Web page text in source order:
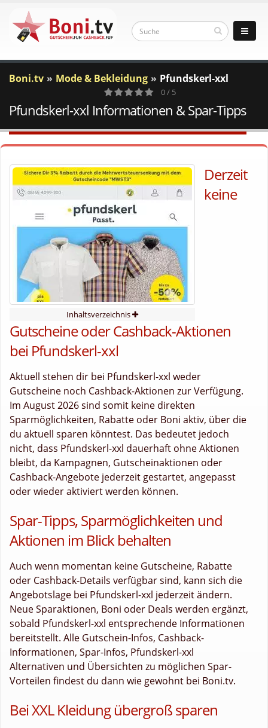
Boni.tv Mode & Bekleidung Pfundskerl-xxl
0
Votes
0 / 5
Pfundskerl-xxl Informationen & Spar-Tipps
Inhaltsverzeichnis
Derzeit
keine
Gutscheine oder Cashback-Aktionen
bei Pfundskerl-xxl
Aktuell stehen dir bei Pfundskerl-xxl weder
Gutscheine noch Cashback-Aktionen zur Verfügung.
Im August 2026 sind somit keine direkten
Sparmöglichkeiten, Rabatte oder Boni aktiv, über die
du aktuell sparen könntest. Das bedeutet jedoch
nicht, dass Pfundskerl-xxl dauerhaft ohne Aktionen
bleibt, da Kampagnen, Gutscheinaktionen oder
Cashback-Angebote jederzeit gestartet, angepasst
oder wieder aktiviert werden können.
Spar-Tipps, Sparmöglichkeiten und
Aktionen im Blick behalten
Auch wenn momentan keine Gutscheine, Rabatte
oder Cashback-Details verfügbar sind, kann sich die
Angebotslage bei Pfundskerl-xxl jederzeit ändern.
Neue Sparaktionen, Boni oder Deals werden ergänzt,
sobald Pfundskerl-xxl entsprechende Informationen
bereitstellt. Alle Gutschein-Infos, Cashback-
Informationen, Spar-Infos, Pfundskerl-xxl
Alternativen und Übersichten zu möglichen Spar-
Vorteilen findest du dann wie gewohnt bei Boni.tv.
Bei XXL Kleidung übergroß sparen